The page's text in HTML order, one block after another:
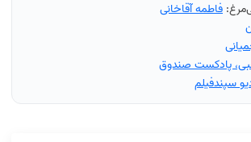
فاطمه آقاخانی
پادکست صندوق
سپندفیلم